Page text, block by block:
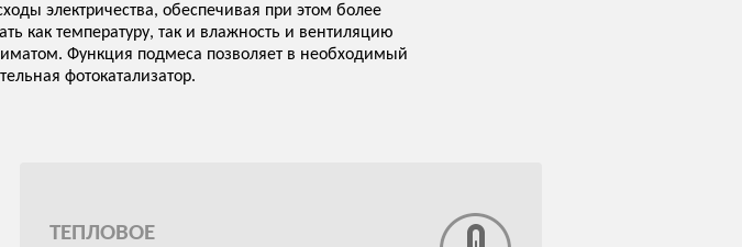
электричества, обеспечивая при этом более
как температуру, так и влажность и вентиляцию
Функция подмеса позволяет в необходимый
фотокатализатор.
ТЕПЛОВОЕ